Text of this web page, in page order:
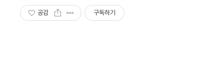
공감 구독하기